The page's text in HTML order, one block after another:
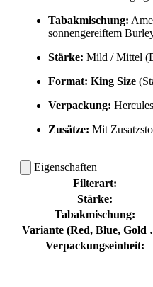
Tabakmischung:
sonnengereiftem
Stärke: Mild / Mittel
Format: King Size
Verpackung:
Zusätze: Mit
Eigenschaften
Filterart:
Stärke:
Tabakmischung:
Variante (Red, Blue, Gold
Verpackungseinheit: